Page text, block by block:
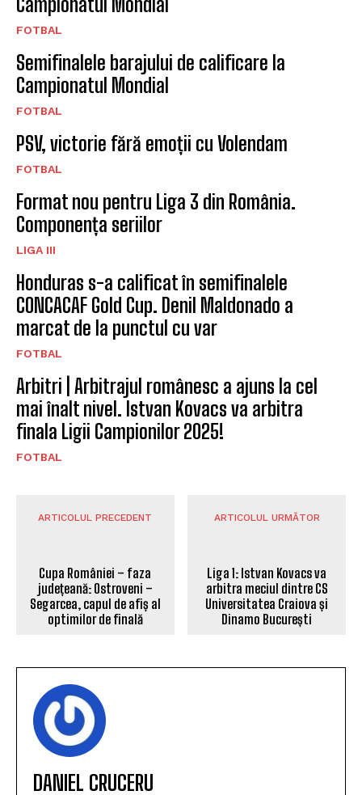
FOTBAL
Semifinalele barajului de calificare la
Campionatul Mondial
FOTBAL
PSV, victorie fără emoții cu Volendam
FOTBAL
Format nou pentru Liga 3 din România.
Componența seriilor
LIGA III
Honduras s-a calificat în semifinalele
CONCACAF Gold Cup. Denil Maldonado a
marcat de la punctul cu var
FOTBAL
Arbitri | Arbitrajul românesc a ajuns la cel
mai înalt nivel. Istvan Kovacs va arbitra
finala Ligii Campionilor 2025!
FOTBAL
ARTICOLUL PRECEDENT
Cupa României – faza
optimilor de finală
ARTICOLUL URMĂTOR
Liga 1: Istvan Kovacs va
Dinamo București